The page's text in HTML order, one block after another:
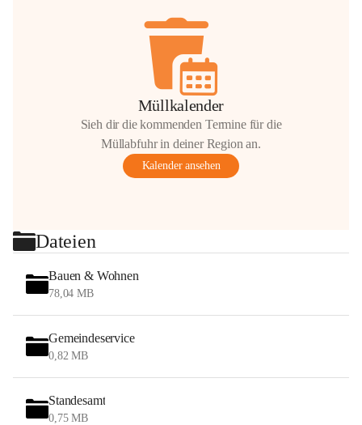
Müllkalender
Sieh dir die kommenden Termine für die
Müllabfuhr in deiner Region an.
Kalender ansehen
Dateien
Bauen & Wohnen
78,04 MB
Gemeindeservice
0,82 MB
Standesamt
0,75 MB